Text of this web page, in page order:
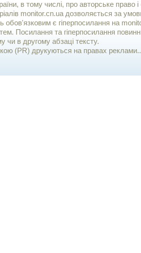
в тому числі, про авторське право і
monitor.cn.ua дозволяється за
обов'язковим є гiперпосилання на
Посилання та гіперпосилання
чи в другому абзаці тексту.
(PR) друкуються на правах реклами..